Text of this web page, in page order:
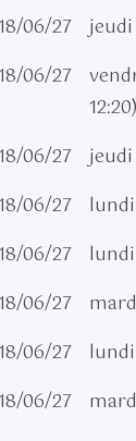
18/06/27
18/06/27
12:20)
18/06/27
18/06/27
18/06/27
18/06/27
18/06/27
18/06/27